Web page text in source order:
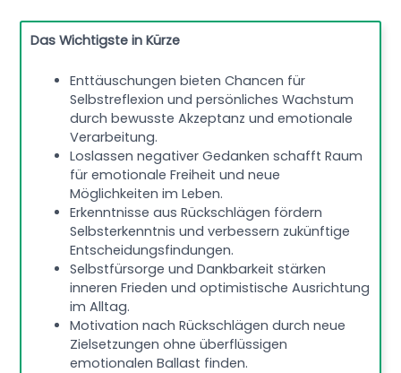
Das Wichtigste in Kürze
Enttäuschungen bieten Chancen für
Selbstreflexion und persönliches Wachstum
durch bewusste Akzeptanz und emotionale
Verarbeitung.
Loslassen negativer Gedanken schafft Raum
für emotionale Freiheit und neue
Möglichkeiten im Leben.
Erkenntnisse aus Rückschlägen fördern
Selbsterkenntnis und verbessern zukünftige
Entscheidungsfindungen.
Selbstfürsorge und Dankbarkeit stärken
inneren Frieden und optimistische Ausrichtung
im Alltag.
Motivation nach Rückschlägen durch neue
Zielsetzungen ohne überflüssigen
emotionalen Ballast finden.